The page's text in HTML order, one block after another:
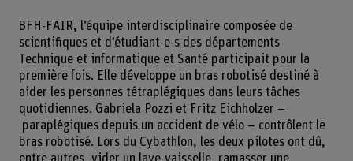
BFH-FAIR, l’équipe interdisciplinaire composée de
scientifiques et d’étudiant-e-s des départements
Technique et informatique et Santé participait pour la
première fois. Elle développe un bras robotisé destiné à
aider les personnes tétraplégiques dans leurs tâches
quotidiennes. Gabriela Pozzi et Fritz Eichholzer –
paraplégiques depuis un accident de vélo – contrôlent le
bras robotisé. Lors du Cybathlon, les deux pilotes ont dû,